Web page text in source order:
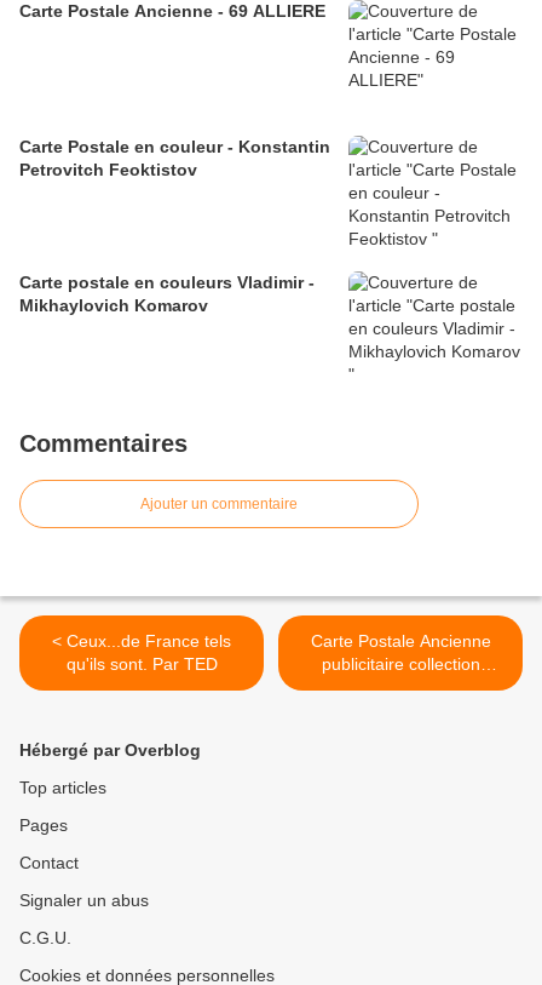
Carte Postale Ancienne - 69 ALLIERE
Carte Postale en couleur - Konstantin
Petrovitch Feoktistov
Carte postale en couleurs Vladimir -
Mikhaylovich Komarov
Commentaires
Ajouter un commentaire
< Ceux...de France tels
qu'ils sont. Par TED
Carte Postale Ancienne
publicitaire collection
CARENOUTUR >
Hébergé par Overblog
Top articles
Pages
Contact
Signaler un abus
C.G.U.
Cookies et données personnelles